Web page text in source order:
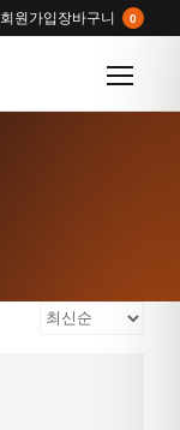
회원가입장바구니 0